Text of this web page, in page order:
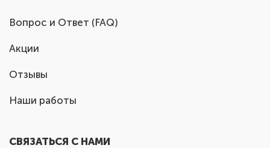
Вопрос и Ответ (FAQ)
Акции
Отзывы
Наши работы
СВЯЗАТЬСЯ С НАМИ